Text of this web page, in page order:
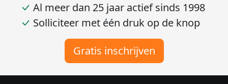
Al meer dan 25 jaar actief sinds 1998
Solliciteer met één druk op de knop
Gratis inschrijven